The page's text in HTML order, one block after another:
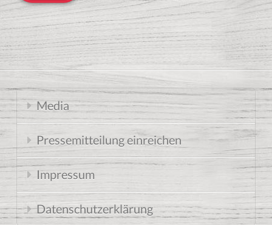
Media
Pressemitteilung einreichen
Impressum
Datenschutzerklärung